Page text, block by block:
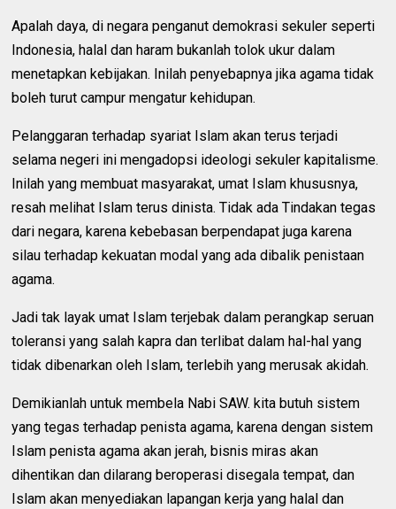
Apalah daya, di negara penganut demokrasi sekuler seperti
Indonesia, halal dan haram bukanlah tolok ukur dalam
menetapkan kebijakan. Inilah penyebapnya jika agama tidak
boleh turut campur mengatur kehidupan.
Pelanggaran terhadap syariat Islam akan terus terjadi
selama negeri ini mengadopsi ideologi sekuler kapitalisme.
Inilah yang membuat masyarakat, umat Islam khususnya,
resah melihat Islam terus dinista. Tidak ada Tindakan tegas
dari negara, karena kebebasan berpendapat juga karena
silau terhadap kekuatan modal yang ada dibalik penistaan
agama.
Jadi tak layak umat Islam terjebak dalam perangkap seruan
toleransi yang salah kapra dan terlibat dalam hal-hal yang
tidak dibenarkan oleh Islam, terlebih yang merusak akidah.
Demikianlah untuk membela Nabi SAW. kita butuh sistem
yang tegas terhadap penista agama, karena dengan sistem
Islam penista agama akan jerah, bisnis miras akan
dihentikan dan dilarang beroperasi disegala tempat, dan
Islam akan menyediakan lapangan kerja yang halal dan